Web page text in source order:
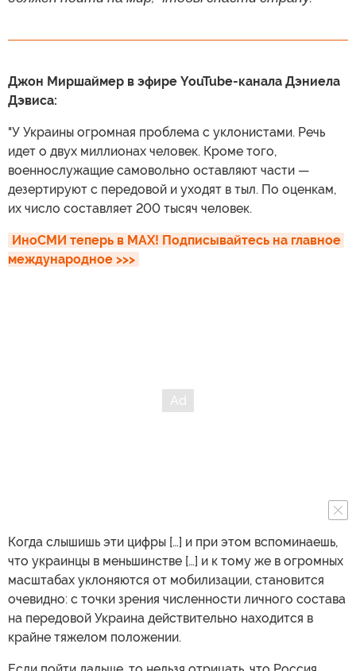
Джон Миршаймер в эфире YouTube-канала Дэниела
Дэвиса:
"У Украины огромная проблема с уклонистами. Речь
идет о двух миллионах человек. Кроме того,
военнослужащие самовольно оставляют части —
дезертируют с передовой и уходят в тыл. По оценкам,
их число составляет 200 тысяч человек.
ИноСМИ теперь в MAX! Подписывайтесь на главное
международное >>>
Когда слышишь эти цифры […] и при этом вспоминаешь,
что украинцы в меньшинстве […] и к тому же в огромных
масштабах уклоняются от мобилизации, становится
очевидно: с точки зрения численности личного состава
на передовой Украина действительно находится в
крайне тяжелом положении.